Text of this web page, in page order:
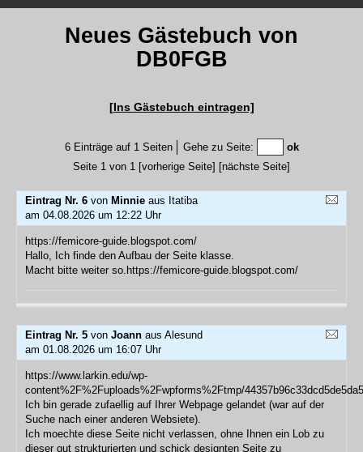
Neues Gästebuch von
DB0FGB
[Ins Gästebuch eintragen]
6 Einträge auf 1 Seiten
Gehe zu Seite:
Seite 1 von 1 [vorherige Seite] [nächste Seite]
Eintrag Nr. 6 von Minnie aus Itatiba
am 04.08.2026 um 12:22 Uhr
https://femicore-guide.blogspot.com/
Hallo, Ich finde den Aufbau der Seite klasse.
Macht bitte weiter so.https://femicore-guide.blogspot.com/
Eintrag Nr. 5 von Joann aus Alesund
am 01.08.2026 um 16:07 Uhr
https://www.larkin.edu/wp-
content%2F%2Fuploads%2Fwpforms%2Ftmp/
Ich bin gerade zufaellig auf Ihrer Webpage gelandet (war auf der
Suche nach einer anderen Websiete).
Ich moechte diese Seite nicht verlassen, ohne Ihnen ein Lob zu
dieser gut strukturierten und schick designten Seite zu